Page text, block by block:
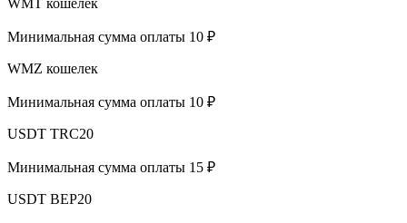
Минимальная сумма оплаты 10 ₽
WMZ кошелек
Минимальная сумма оплаты 10 ₽
USDT TRC20
Минимальная сумма оплаты 15 ₽
USDT BEP20